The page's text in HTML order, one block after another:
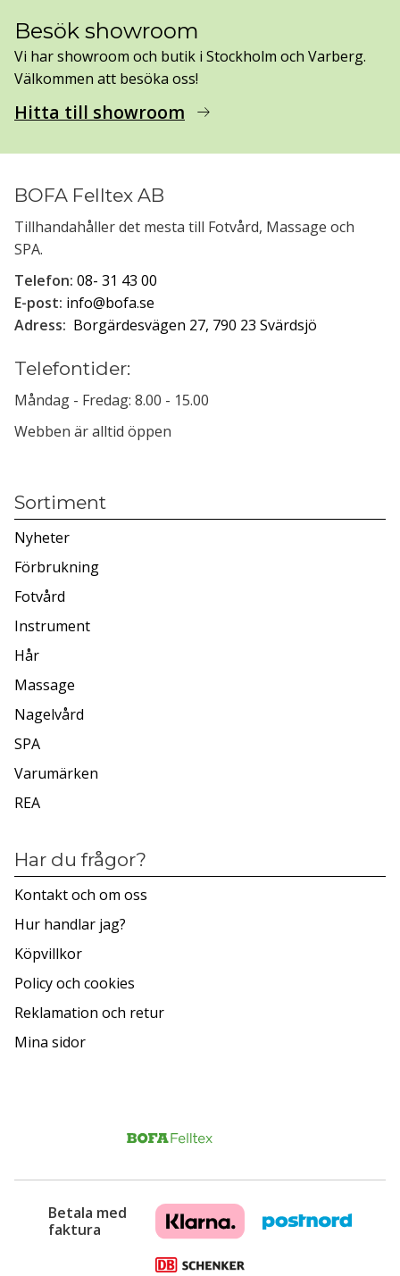
Besök showroom
Vi har showroom och butik i Stockholm och Varberg.
Välkommen att besöka oss!
Hitta till showroom arrow_right_alt
BOFA Felltex AB
Tillhandahåller det mesta till Fotvård, Massage och
SPA.
Telefon: 08- 31 43 00
E-post: info@bofa.se
Adress: Borgärdesvägen 27, 790 23 Svärdsjö
Telefontider:
Måndag - Fredag: 8.00 - 15.00
Webben är alltid öppen
Sortiment
Nyheter
Förbrukning
Fotvård
Instrument
Hår
Massage
Nagelvård
SPA
Varumärken
REA
Har du frågor?
Kontakt och om oss
Hur handlar jag?
Köpvillkor
Policy och cookies
Reklamation och retur
Mina sidor
Betala med
faktura